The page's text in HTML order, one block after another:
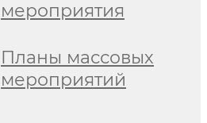
мероприятия
Планы массовых
мероприятий